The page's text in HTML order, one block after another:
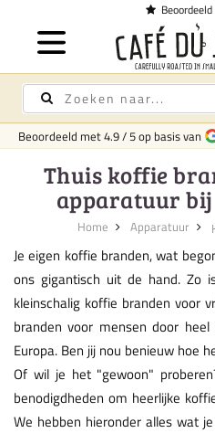
Beoordeeld met4.9/5op basis van
Thuis koffie
apparatuur bij
Home Apparatuur
Je eigen koffie branden, wat
ons gigantisch uit de hand. Zo
kleinschalig koffie branden voor
branden voor mensen door
Europa. Ben jij nou benieuw hoe
Of wil je het "gewoon"
benodigdheden om heerlijke
We hebben hieronder alles wat